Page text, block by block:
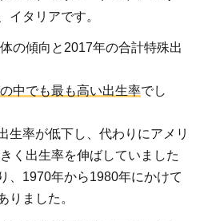
イタリアです。
の傾向と2017年の合計特殊出
中でも最も高い出生率でし
生率が低下し、代わりにアメリ
く出生率を伸ばしていました
、1970年から1980年にかけて
りました。